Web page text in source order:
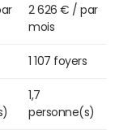
2 626 € / par
mois
1 107 foyers
1,7
personne(s)